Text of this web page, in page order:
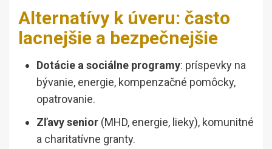
Alternatívy k úveru: často
lacnejšie a bezpečnejšie
Dotácie a sociálne programy: príspevky na
bývanie, energie, kompenzačné pomôcky,
opatrovanie.
Zľavy senior (MHD, energie, lieky), komunitné
a charitatívne granty.